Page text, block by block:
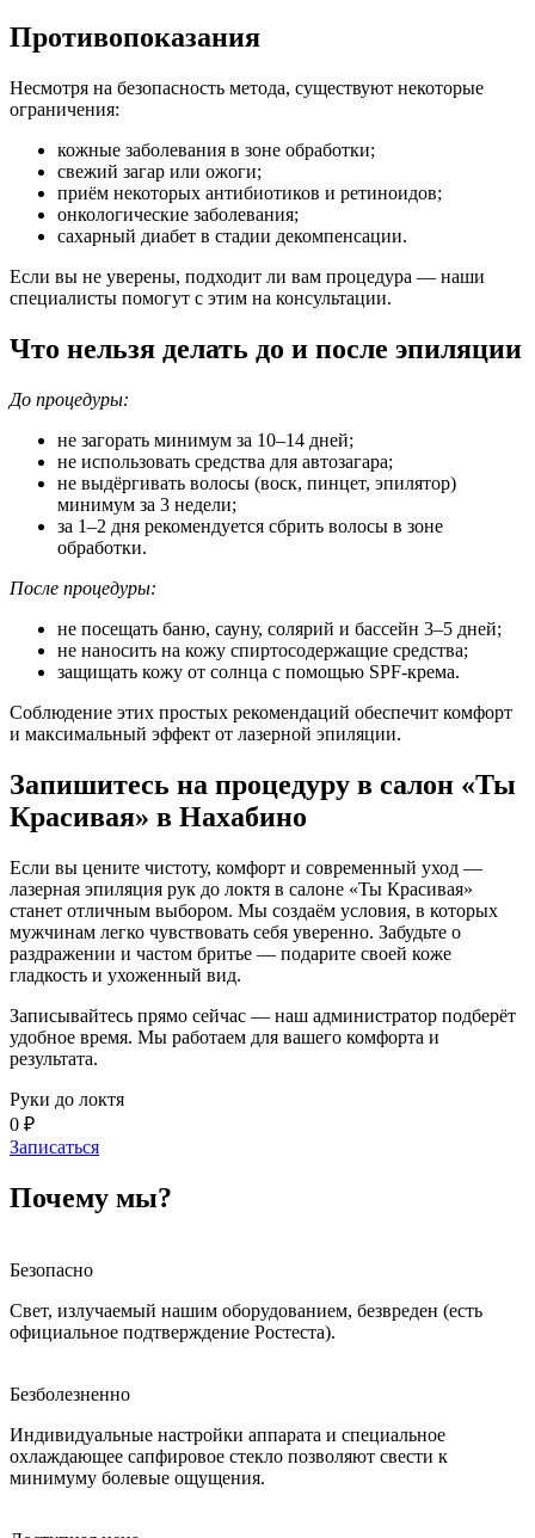
Противопоказания
Несмотря на безопасность метода, существуют некоторые
ограничения:
кожные заболевания в зоне обработки;
свежий загар или ожоги;
приём некоторых антибиотиков и ретиноидов;
онкологические заболевания;
сахарный диабет в стадии декомпенсации.
Если вы не уверены, подходит ли вам процедура — наши
специалисты помогут с этим на консультации.
Что нельзя делать до и после эпиляции
До процедуры:
не загорать минимум за 10–14 дней;
не использовать средства для автозагара;
не выдёргивать волосы (воск, пинцет, эпилятор)
минимум за 3 недели;
за 1–2 дня рекомендуется сбрить волосы в зоне
обработки.
После процедуры:
не посещать баню, сауну, солярий и бассейн 3–5 дней;
не наносить на кожу спиртосодержащие средства;
защищать кожу от солнца с помощью SPF-крема.
Соблюдение этих простых рекомендаций обеспечит комфорт
и максимальный эффект от лазерной эпиляции.
Запишитесь на процедуру в салон «Ты
Красивая» в Нахабино
Если вы цените чистоту, комфорт и современный уход —
лазерная эпиляция рук до локтя в салоне «Ты Красивая»
станет отличным выбором. Мы создаём условия, в которых
мужчинам легко чувствовать себя уверенно. Забудьте о
раздражении и частом бритье — подарите своей коже
гладкость и ухоженный вид.
Записывайтесь прямо сейчас — наш администратор подберёт
удобное время. Мы работаем для вашего комфорта и
результата.
Руки до локтя
0 ₽
Записаться
Почему мы?
Безопасно
Свет, излучаемый нашим оборудованием, безвреден (есть
официальное подтверждение Ростеста).
Безболезненно
Индивидуальные настройки аппарата и специальное
охлаждающее сапфировое стекло позволяют свести к
минимуму болевые ощущения.